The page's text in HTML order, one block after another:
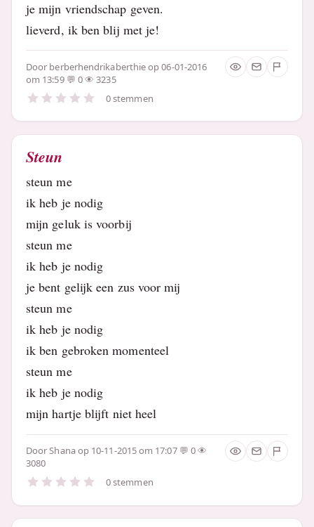
je mijn vriendschap geven.
lieverd, ik ben blij met je!
Door berberhendrikaberthieop 06-01-2016
om 13:59
0
3235
0 stemmen
Steun
steun me
ik heb je nodig
mijn geluk is voorbij
steun me
ik heb je nodig
je bent gelijk een zus voor mij
steun me
ik heb je nodig
ik ben gebroken momenteel
steun me
ik heb je nodig
mijn hartje blijft niet heel
DoorShanaop 10-11-2015 om 17:07
0
3080
0 stemmen